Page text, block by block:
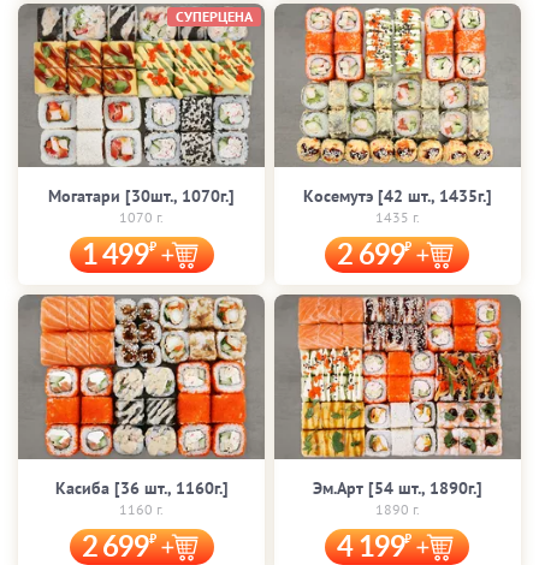
Могатари [30шт., 1070г.]
1070 г.
1 499
СУПЕРЦЕНА
Косемутэ [42 шт., 1435г.]
1435 г.
2 699
Касиба [36 шт., 1160г.]
1160 г.
2 699
Эм.Арт [54 шт., 1890г.]
1890 г.
4 199